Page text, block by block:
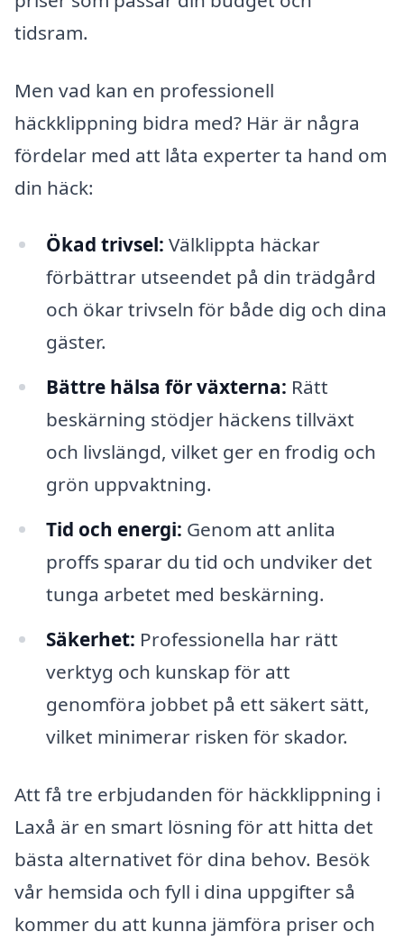
tidsram.
Men vad kan en professionell
häckklippning bidra med? Här är några
fördelar med att låta experter ta hand om
din häck:
Ökad trivsel: Välklippta häckar
förbättrar utseendet på din trädgård
och ökar trivseln för både dig och dina
gäster.
Bättre hälsa för växterna: Rätt
beskärning stödjer häckens tillväxt
och livslängd, vilket ger en frodig och
grön uppvaktning.
Tid och energi: Genom att anlita
proffs sparar du tid och undviker det
tunga arbetet med beskärning.
Säkerhet: Professionella har rätt
verktyg och kunskap för att
genomföra jobbet på ett säkert sätt,
vilket minimerar risken för skador.
Att få tre erbjudanden för häckklippning i
Laxå är en smart lösning för att hitta det
bästa alternativet för dina behov. Besök
vår hemsida och fyll i dina uppgifter så
kommer du att kunna jämföra priser och